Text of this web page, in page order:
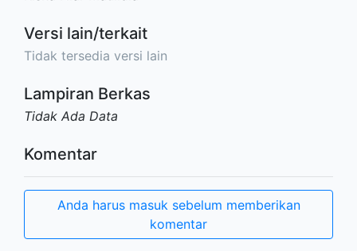
Versi lain/terkait
Tidak tersedia versi lain
Lampiran Berkas
Tidak Ada Data
Komentar
Anda harus masuk sebelum memberikan
komentar